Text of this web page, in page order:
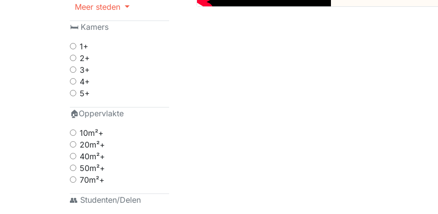
Meer steden
🛏 Kamers
1+
2+
3+
4+
5+
🏠Oppervlakte
10m²+
20m²+
40m²+
50m²+
70m²+
👥 Studenten/Delen